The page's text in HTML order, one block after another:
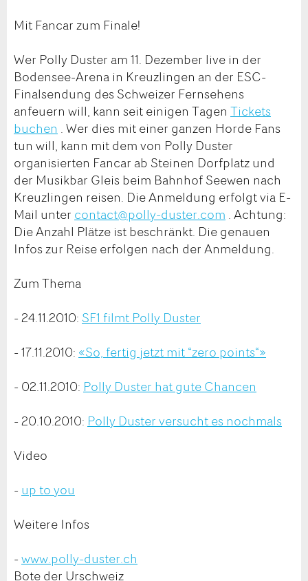
Mit Fancar zum Finale!
Wer Polly Duster am 11. Dezember live in der
Bodensee-Arena in Kreuzlingen an der ESC-
Finalsendung des Schweizer Fernsehens
anfeuern will, kann seit einigen Tagen Tickets
buchen . Wer dies mit einer ganzen Horde Fans
tun will, kann mit dem von Polly Duster
organisierten Fancar ab Steinen Dorfplatz und
der Musikbar Gleis beim Bahnhof Seewen nach
Kreuzlingen reisen. Die Anmeldung erfolgt via E-
Mail unter contact@polly-duster.com . Achtung:
Die Anzahl Plätze ist beschränkt. Die genauen
Infos zur Reise erfolgen nach der Anmeldung.
Zum Thema
- 24.11.2010: SF1 filmt Polly Duster
- 17.11.2010: «So, fertig jetzt mit “zero points“»
- 02.11.2010: Polly Duster hat gute Chancen
- 20.10.2010: Polly Duster versucht es noch­mals
Video
- up to you
Weitere Infos
-www.polly-duster.ch
Bote der Urschweiz